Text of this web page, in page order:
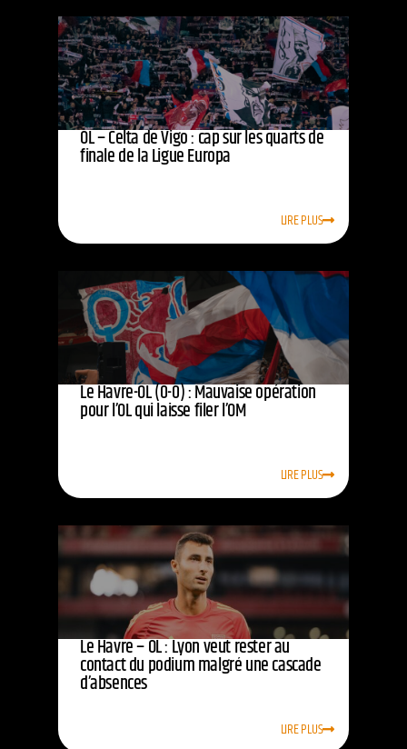
OL – Celta de Vigo : cap sur les quarts de
finale de la Ligue Europa
LIRE PLUS
Le Havre-OL (0-0) : Mauvaise opération
pour l’OL qui laisse filer l’OM
LIRE PLUS
Le Havre – OL : Lyon veut rester au
contact du podium malgré une cascade
d’absences
LIRE PLUS